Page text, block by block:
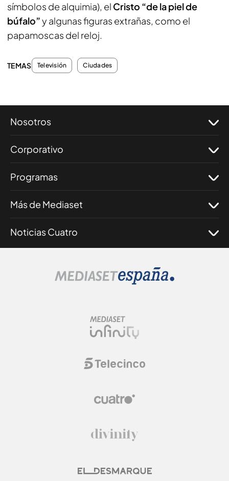
símbolos de alquimia), el Cristo “de la piel de
búfalo”y algunas figuras extrañas, como el
papamoscas del reloj.
TEMAS Televisión Ciudades
Nosotros
Corporativo
Programas
Más de Mediaset
Noticias Cuatro